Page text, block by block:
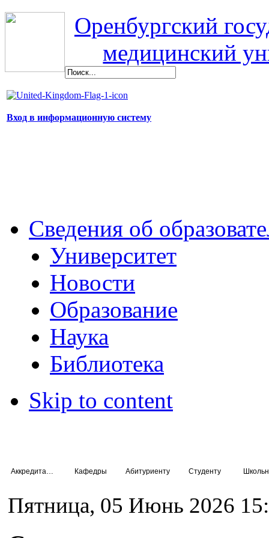
Оренбургский
медицинский
Вход в информационную систему
Сведения об
Университет
Новости
Образование
Наука
Библиотека
Skip to content
Кафедры Абитуриенту Студенту
Пятница, 05 Июнь 2026